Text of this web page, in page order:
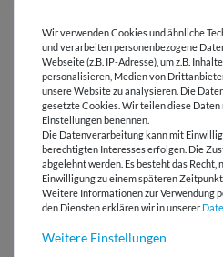
HERSTELLERINFORMATIONEN
Lieferung mit
E-Mail
Antwort in 24h
Bewertungen
Wir verwenden Cookies und ähnliche
und verarbeiten personenbezogene
Webseite (z.B. IP-Adresse), um z.B.
personalisieren, Medien von
unsere Website zu analysieren. Die
gesetzte Cookies. Wir teilen diese
Einstellungen benennen.
Die Datenverarbeitung kann mit
berechtigten Interesses erfolgen. Die
abgelehnt werden. Es besteht das
Einwilligung zu einem späteren
Weitere Informationen zur Verwendung
den Diensten erklären wir in unserer
Weitere Einstellungen